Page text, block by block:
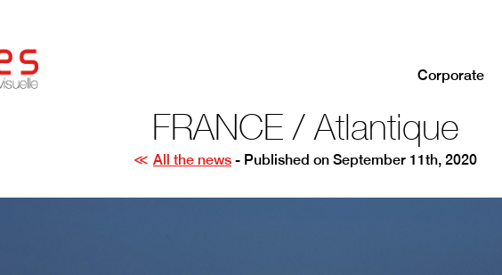
Corporate
FRANCE / Atlantique
All the news - Published on September 11th, 2020